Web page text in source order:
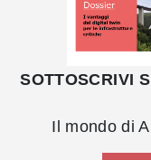
SOTTOSCRIVI
Il mondo di